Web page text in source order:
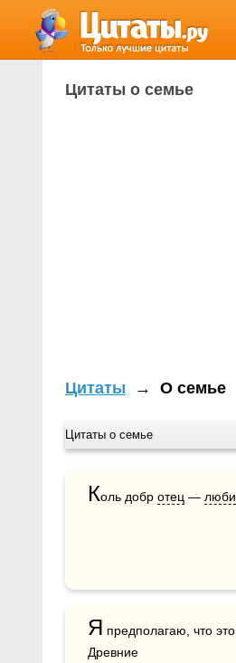
Цитаты о семье
Цитаты → О семье
Цитаты о семье
Коль добр отец — люби
Я предполагаю, что
Древние